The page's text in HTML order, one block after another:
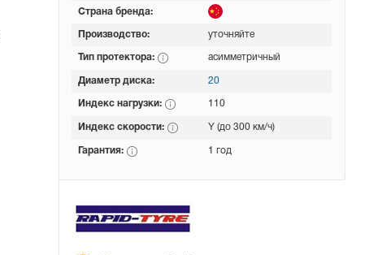
Страна бренда:
Производство: уточняйте
Тип протектора: асимметричный
Диаметр диска: 20
Индекс нагрузки: 110
Индекс скорости: Y (до 300 км/ч)
Гарантия: 1 год